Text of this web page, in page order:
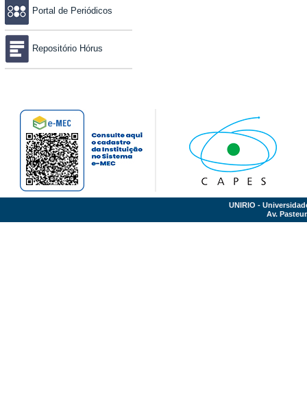
Portal de Periódicos
Repositório Hórus
UNIRIO -
Av.